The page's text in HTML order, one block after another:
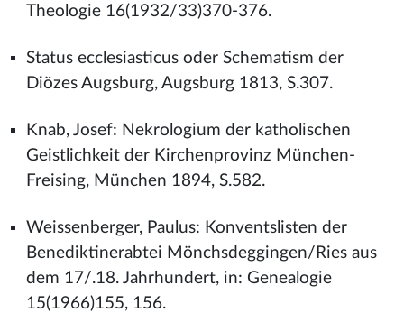
Theologie 16(1932/33)370-376.
Status ecclesiasticus oder Schematism der
Diözes Augsburg, Augsburg 1813, S.307.
Knab, Josef: Nekrologium der katholischen
Geistlichkeit der Kirchenprovinz München-
Freising, München 1894, S.582.
Weissenberger, Paulus: Konventslisten der
Benediktinerabtei Mönchsdeggingen/Ries aus
dem 17/.18. Jahrhundert, in: Genealogie
15(1966)155, 156.